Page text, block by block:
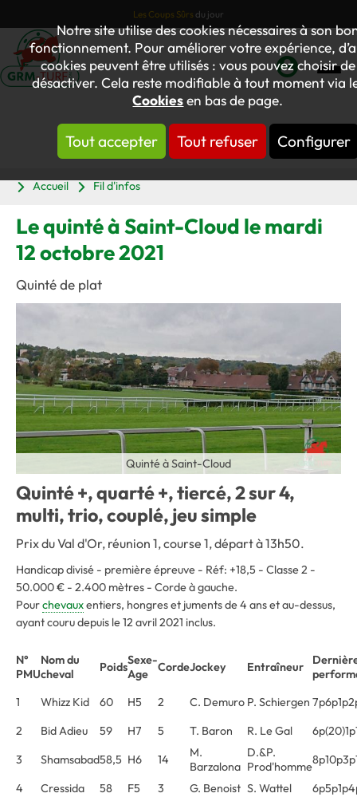
Notre site utilise des cookies nécessaires à son
fonctionnement. Pour améliorer votre expérience,
cookies peuvent être utilisés : vous pouvez choisir
désactiver. Cela reste modifiable à tout moment via
Cookiesen bas de page.
Tout accepter Tout refuser Configurer
Les Coups Sûrs du jour
Mon
compte
Accueil
Fil d'infos
Le quinté à Saint-Cloud le mardi
12 octobre 2021
Quinté de plat
Quinté à Saint-Cloud
Quinté +, quarté +, tiercé, 2 sur 4,
multi, trio, couplé, jeu simple
Prix du Val d'Or, réunion 1, course 1, départ à 13h50.
Handicap divisé - première épreuve - Réf: +18,5 - Classe 2 -
50.000 € - 2.400 mètres - Corde à gauche.
Pourchevauxentiers, hongres et juments de 4 ans et au-dessus,
ayant couru depuis le 12 avril 2021 inclus.
N°
PMU
Nom du
cheval
PoidsSexe-
Age
CordeJockey Entraîneur
1
Whizz Kid 60 H5 2 C. Demuro P. Schiergen
2
Bid Adieu 59 H7 5 T. Baron R. Le Gal
3
Shamsabad58,5 H6 14
M.
Barzalona
D.&P.
Prod'homme
4
Cressida 58 F5 3 G. Benoist S. Wattel